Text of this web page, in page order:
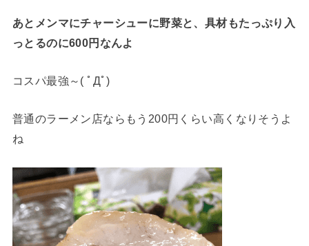
あとメンマにチャーシューに野菜と、具材もたっぷり入
っとるのに600円なんよ
コスパ最強～( ﾟДﾟ)
普通のラーメン店ならもう200円くらい高くなりそうよ
ね